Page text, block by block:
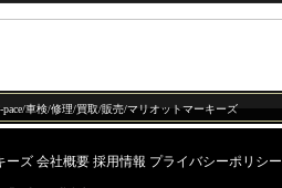
車検/修理/買取/販売/マリオットマーキーズ
ーズ 会社概要 採用情報 プライバシーポリシー